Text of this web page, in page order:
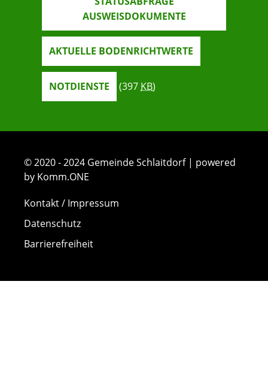
AUSWEISDOKUMENTE
AKTUELLE BODENRICHTWERTE
NOTDIENSTE (397 KB)
© 2020 - 2024 Gemeinde Schlaitdorf | powered
by Komm.ONE
Kontakt / Impressum
Datenschutz
Barrierefreiheit